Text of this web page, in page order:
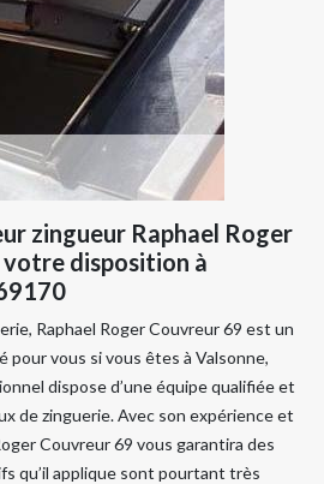
zingueur Raphael Roger
disposition à
Raphael Roger Couvreur 69 est un
pour vous si vous êtes à Valsonne,
dispose d’une équipe qualifiée et
de zinguerie. Avec son expérience et
Couvreur 69 vous garantira des
qu’il applique sont pourtant très